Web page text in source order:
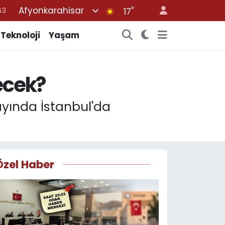
Afyonkarahisar 17°
Teknoloji Yaşam
İstanbul'da
Haber